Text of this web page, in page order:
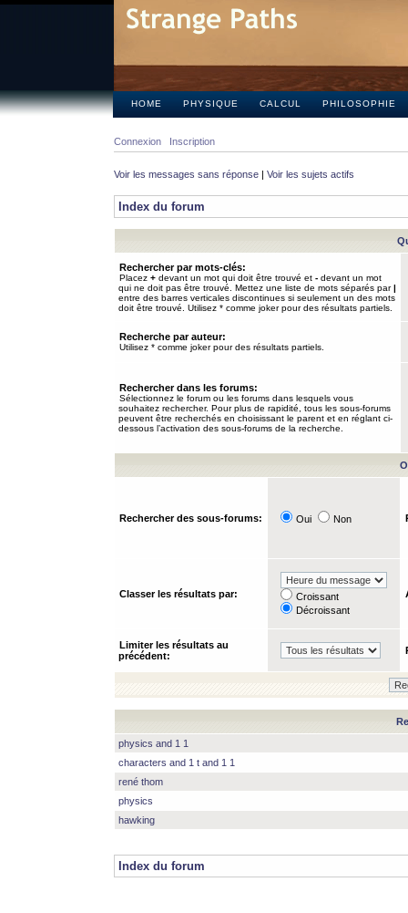
HOME PHYSIQUE CALCUL PHILOSOPHIE
Connexion Inscription
Voir les messages sans réponse | Voir les sujets actifs
Index du forum
Rechercher par mots-clés:
Placez + devant un mot qui doit être trouvé et - devant un mot
qui ne doit pas être trouvé. Mettez une liste de mots séparés par|
entre des barres verticales discontinues si seulement un des mots
doit être trouvé. Utilisez * comme joker pour des résultats partiels.
Recherche par auteur:
Utilisez * comme joker pour des résultats partiels.
Rechercher dans les forums:
Sélectionnez le forum ou les forums dans lesquels vous
souhaitez rechercher. Pour plus de rapidité, tous les sous-forums
peuvent être recherchés en choisissant le parent et en réglant ci-
dessous l’activation des sous-forums de la recherche.
Rechercher des sous-forums: Oui Non
Classer les résultats par:
Croissant
Décroissant
Limiter les résultats au
précédent:
physics and 1 1
characters and 1 t and 1 1
rené thom
physics
hawking
Index du forum